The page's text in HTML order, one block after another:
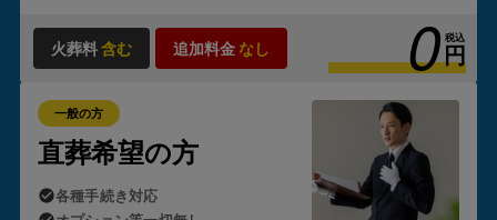
のお葬式」では
ケースワーカー様とのやり取りや申請手続き
も含め、すべて代行しております。
火葬料含む 追加料金 なし 0 税込
円
一般の方
直葬希望の方
各種手続き対応